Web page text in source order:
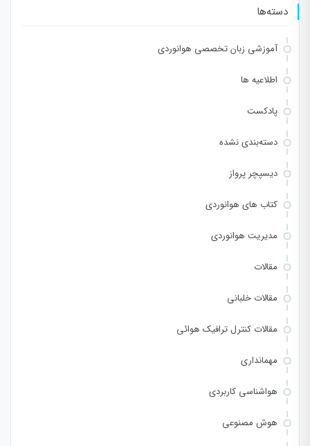
دسته‌ها
آموزشی زبان تخصصی هوانوردی
اطلاعیه ها
پادکست
دسته‌بندی نشده
دیسپچر پرواز
کتاب های هوانوردی
مدیریت هوانوردی
مقالات
مقالات خلبانی
مقالات کنترل ترافیک هوائی
مهمانداری
هواشناسی کاربردی
هوش مصنوعی